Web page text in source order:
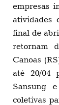
empresas
atividades
final de
retornam
Canoas
até 20/04
Sansung
coletivas